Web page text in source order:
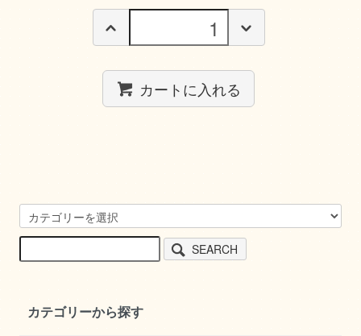
カートに入れる
SEARCH
カテゴリーから探す